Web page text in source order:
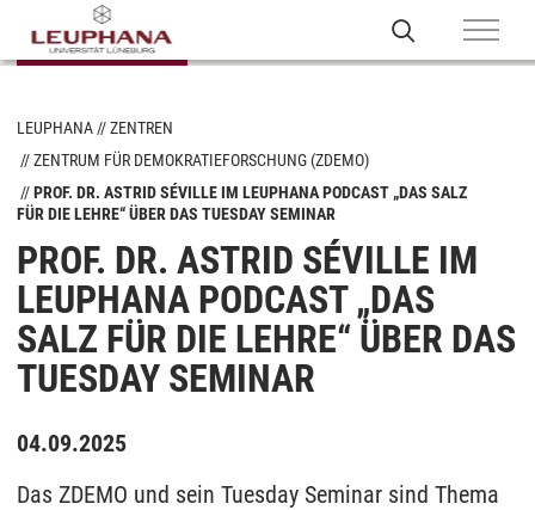
LEUPHANA
ZENTREN
ZENTRUM FÜR DEMOKRATIEFORSCHUNG (ZDEMO)
PROF. DR. ASTRID SÉVILLE IM LEUPHANA PODCAST „DAS SALZ
FÜR DIE LEHRE“ ÜBER DAS TUESDAY SEMINAR
PROF. DR. ASTRID SÉVILLE IM
LEUPHANA PODCAST „DAS
SALZ FÜR DIE LEHRE“ ÜBER DAS
TUESDAY SEMINAR
04.09.2025
Das ZDEMO und sein Tuesday Seminar sind Thema